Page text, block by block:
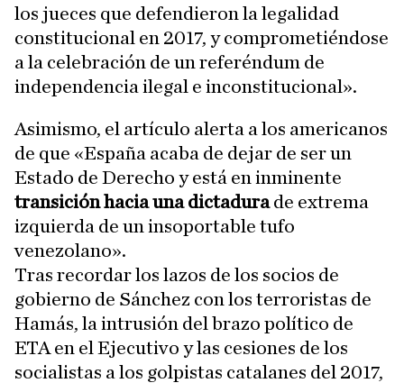
los jueces que defendieron la legalidad
constitucional en 2017, y comprometiéndose
a la celebración de un referéndum de
independencia ilegal e inconstitucional».
Asimismo, el artículo alerta a los americanos
de que «España acaba de dejar de ser un
Estado de Derecho y está en inminente
transición hacia una dictadurade extrema
izquierda de un insoportable tufo
venezolano».
Tras recordar los lazos de los socios de
gobierno de Sánchez con los terroristas de
Hamás, la intrusión del brazo político de
ETA en el Ejecutivo y las cesiones de los
socialistas a los golpistas catalanes del 2017,